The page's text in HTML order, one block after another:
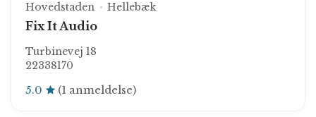
Hovedstaden Hellebæk
Fix It Audio
Turbinevej 18
22338170
5.0 (1 anmeldelse)